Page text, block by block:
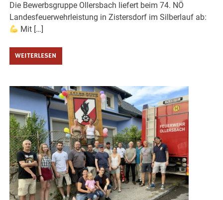
Die Bewerbsgruppe Ollersbach liefert beim 74. NÖ
Landesfeuerwehrleistung in Zistersdorf im Silberlauf ab:
Mit […]
WEITERLESEN